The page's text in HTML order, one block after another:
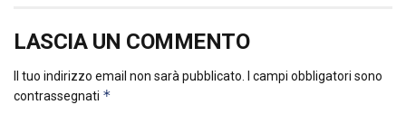
LASCIA UN COMMENTO
Il tuo indirizzo email non sarà pubblicato.
I campi obbligatori sono
contrassegnati *